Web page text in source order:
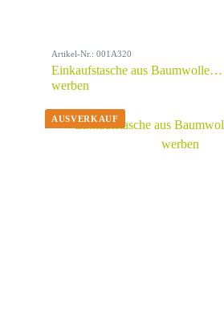
Farbe
Werbeanbringung
Artikel-Nr.: 001A320
Einkaufstasche aus
werben